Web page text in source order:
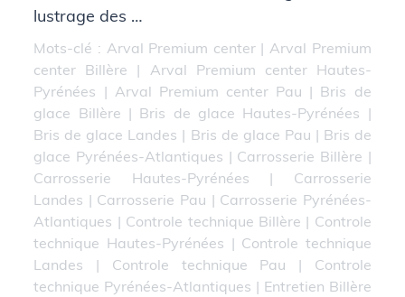
lustrage des …
Mots-clé : Arval Premium center| Arval Premium
center Billère | Arval Premium center Hautes-
Pyrénées | Arval Premium center Pau | Bris de
glace Billère | Bris de glace Hautes-Pyrénées |
Bris de glace Landes | Bris de glace Pau | Bris de
glace Pyrénées-Atlantiques | Carrosserie Billère |
Carrosserie Hautes-Pyrénées | Carrosserie
Landes | Carrosserie Pau | Carrosserie Pyrénées-
Atlantiques | Controle technique Billère | Controle
technique Hautes-Pyrénées | Controle technique
Landes | Controle technique Pau | Controle
technique Pyrénées-Atlantiques | Entretien Billère